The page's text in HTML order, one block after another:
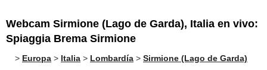
Webcam Sirmione (Lago de Garda), Italia en vivo:
Spiaggia Brema Sirmione
> Europa > Italia > Lombardía > Sirmione (Lago de Garda)